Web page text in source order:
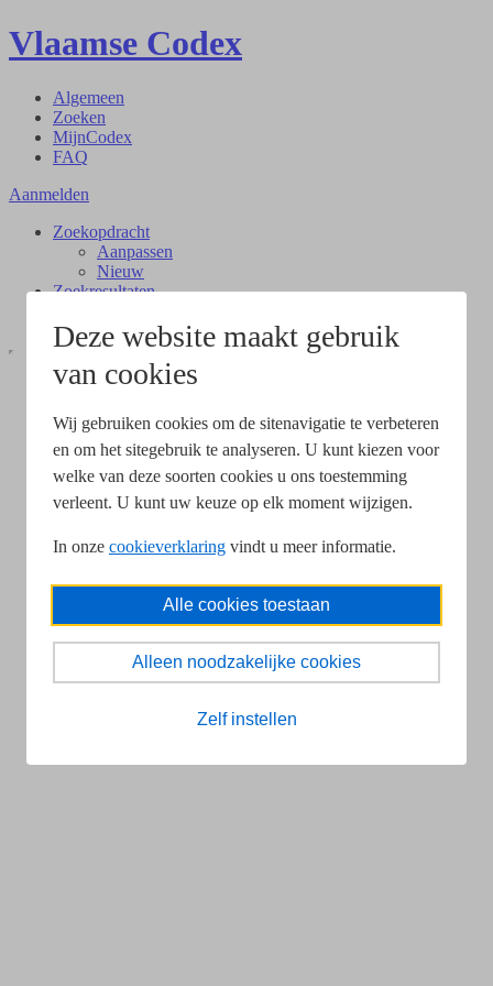
Deze website maakt gebruik
van cookies
Wij gebruiken cookies om de sitenavigatie te verbeteren
en om het sitegebruik te analyseren. U kunt kiezen voor
welke van deze soorten cookies u ons toestemming
verleent. U kunt uw keuze op elk moment wijzigen.
In onze cookieverklaring vindt u meer informatie.
Alle cookies toestaan
Alleen noodzakelijke cookies
Zelf instellen
Vlaamse Codex
Algemeen
Zoeken
MijnCodex
FAQ
Aanmelden
Zoekopdracht
Aanpassen
Nieuw
Zoekresultaten